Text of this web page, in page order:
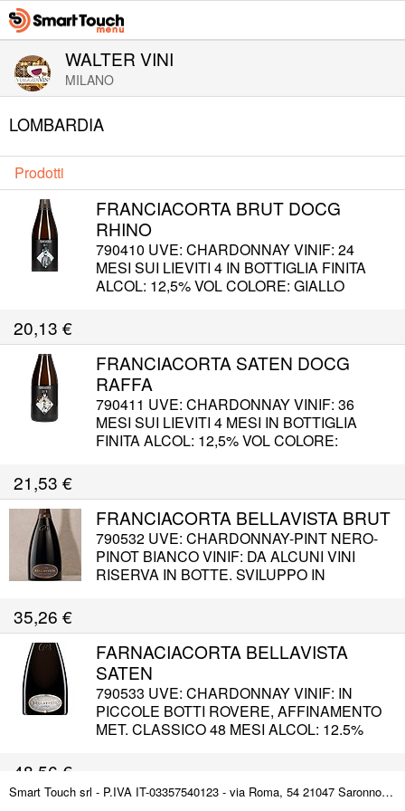
WALTER VINI
MILANO
LOMBARDIA
Prodotti
FRANCIACORTA BRUT DOCG
RHINO
790410 UVE: CHARDONNAY VINIF: 24
MESI SUI LIEVITI 4 IN BOTTIGLIA FINITA
ALCOL: 12,5% VOL COLORE: GIALLO
APERITIVO. CRUDITA' DI PESCE E PIATTI
A BASE DI VERDURE
20,13 €
FRANCIACORTA SATEN DOCG
RAFFA
790411 UVE: CHARDONNAY VINIF: 36
MESI SUI LIEVITI 4 MESI IN BOTTIGLIA
FINITA ALCOL: 12,5% VOL COLORE:
4-6° C ABBINAM:
21,53 €
FRANCIACORTA BELLAVISTA BRUT
790532 UVE: CHARDONNAY-PINT NERO-
PINOT BIANCO VINIF: DA ALCUNI VINI
RISERVA IN BOTTE. SVILUPPO IN
FRUTTI TROPICALI, PESCA, NOTE DI
VANIGLIA E PASTICCERIA GUSTO:
FRESCO, SAPIDO CON FINALE LUNGO
35,26 €
FARNACIACORTA BELLAVISTA
SATEN
790533 UVE: CHARDONNAY VINIF: IN
PICCOLE BOTTI ROVERE, AFFINAMENTO
MET. CLASSICO 48 MESI ALCOL: 12.5%
NOISETTE GUSTO: MORBIDO E
CREMOSO ABBINAM: APERITIVO,
48,56 €
FRANCIACORTA BELLAVISTA BRUT
Smart Touch srl - P.IVA IT-03357540123 - via Roma, 54 21047 Saronno (VA) ITALY